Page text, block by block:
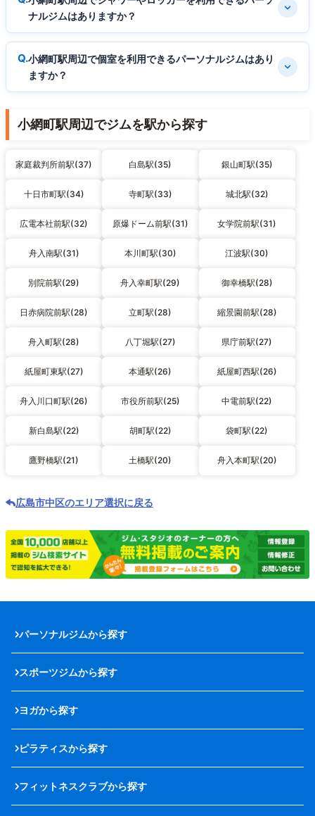
ナルジムはありますか？
小網町駅周辺で個室を利用できるパーソナルジムはあり
ますか？
小網町駅周辺でジムを駅から探す
家庭裁判所前駅(37) 白島駅(35) 銀山町駅(35)
十日市町駅(34) 寺町駅(33) 城北駅(32)
広電本社前駅(32) 原爆ドーム前駅(31) 女学院前駅(31)
舟入南駅(31) 本川町駅(30) 江波駅(30)
別院前駅(29) 舟入幸町駅(29) 御幸橋駅(28)
日赤病院前駅(28) 立町駅(28) 縮景園前駅(28)
舟入町駅(28) 八丁堀駅(27) 県庁前駅(27)
紙屋町東駅(27) 本通駅(26) 紙屋町西駅(26)
舟入川口町駅(26) 市役所前駅(25) 中電前駅(22)
新白島駅(22) 胡町駅(22) 袋町駅(22)
鷹野橋駅(21) 土橋駅(20) 舟入本町駅(20)
広島市中区のエリア選択に戻る
パーソナルジムから探す
スポーツジムから探す
ヨガから探す
ピラティスから探す
フィットネスクラブから探す